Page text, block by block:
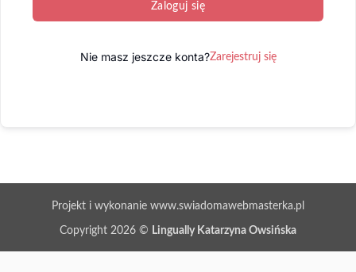
Zaloguj się
Nie masz jeszcze konta?Zarejestruj się
Projekt i wykonanie www.swiadomawebmasterka.pl
Copyright 2026 © Lingually Katarzyna Owsińska